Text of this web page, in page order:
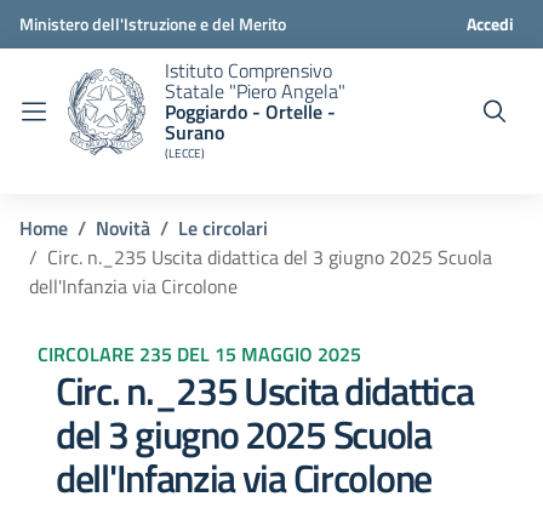
Ministero dell'Istruzione e del Merito Accedi
Istituto Comprensivo
Statale "Piero Angela"
Poggiardo - Ortelle -
Surano
(LECCE)
Home Novità
Le circolari
Circ. n._235 Uscita didattica del 3 giugno 2025 Scuola
dell'Infanzia via Circolone
CIRCOLARE 235 DEL 15 MAGGIO 2025
Circ. n._235 Uscita didattica
del 3 giugno 2025 Scuola
dell'Infanzia via Circolone